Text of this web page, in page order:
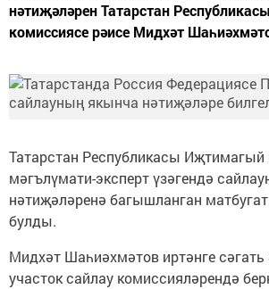
нәтиҗәләрен Татарстан
комиссиясе рәисе Мидхәт
Татарстан Республикасы
мәгълүмати-эксперт үзәгендә
нәтиҗәләренә багышланган
булды.
Мидхәт Шаһиәхмәтов иртәнге сәгать
участок сайлау комиссияләрендә